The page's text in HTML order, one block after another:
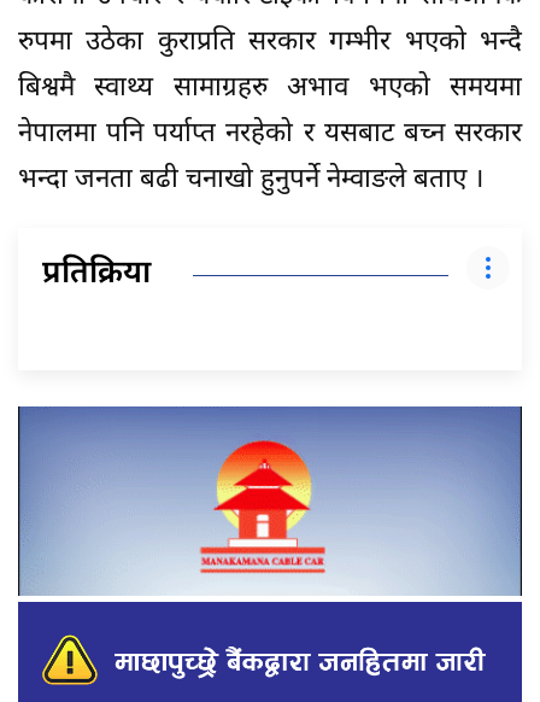
रुपमा उठेका कुराप्रति सरकार गम्भीर भएको भन्दै
बिश्वमै स्वाथ्य सामाग्रहरु अभाव भएको समयमा
नेपालमा पनि पर्याप्त नरहेको र यसबाट बच्न सरकार
भन्दा जनता बढी चनाखो हुनुपर्ने नेम्वाङले बताए ।
प्रतिक्रिया